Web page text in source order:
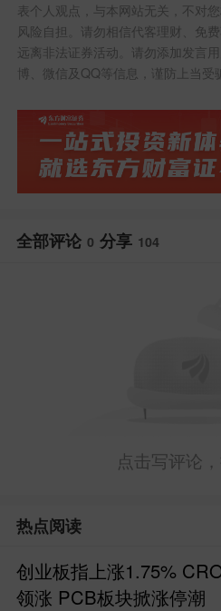
希望能给信任的朋友
些操作回顾、感悟，
特别是在恐慌蔓延的
理性分析，提振信心！
盈亏概览：
表个人观点，与本网站无关，不对
风险自担。请勿相信代客理财、免
远离非法证券活动。请勿添加发言
博、微信及QQ等信息，谨防上当受
全部评论 0 分享 104
点击写评论
热点阅读
创业板指上涨1.75%
领涨 PCB板块掀涨停潮